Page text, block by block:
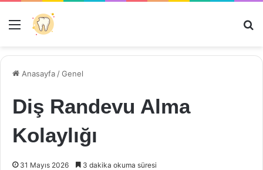
Menü
Anasayfa /Genel
Diş Randevu Alma
Kolaylığı
31 Mayıs 2026 3 dakika okuma süresi